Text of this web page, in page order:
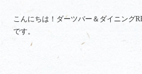
こんにちは！ダーツバー＆ダイニング
です。